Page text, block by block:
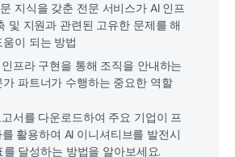
지식을 갖춘 전문 서비스가 AI 인프
및 지원과 관련된 고유한 문제를 해
이 되는 방법
프라 구현을 통해 조직을 안내하는
파트너가 수행하는 중요한 역할
서를 다운로드하여 주요 기업이 프
활용하여 AI 이니셔티브를 발전시
달성하는 방법을 알아보세요.